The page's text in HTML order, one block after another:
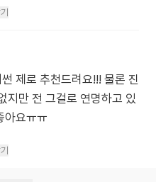
제로 추천드려요!!! 물론 진
지만 전 그걸로 연명하고 있
아요ㅠㅠ